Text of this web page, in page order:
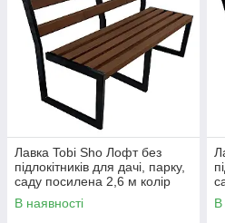
Лавка Tobi Sho Лофт без
підлокітників для дачі, парку,
саду посилена 2,6 м колір
горіх
В наявності В